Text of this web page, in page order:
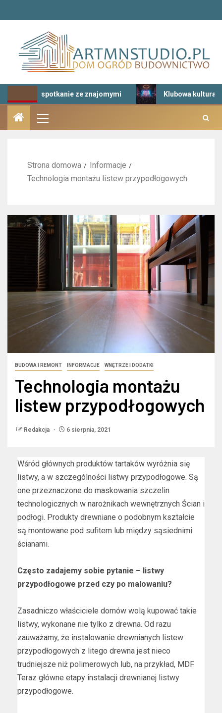
na spotkanie ze znajomymi Klubowa kultura
Strona domowa
Informacje
Technologia montażu listew przypodłogowych
BUDOWA I REMONT INFORMACJE WNĘTRZE I DODATKI
Technologia montażu
listew przypodłogowych
Redakcja 6 sierpnia, 2021
Wśród głównych produktów tartaków wyróżnia się
listwy, a w szczególności listwy przypodłogowe. Są
one przeznaczone do maskowania szczelin
technologicznych w narożnikach wewnętrznych Ścian i
podłogi. Produkty drewniane o podobnym kształcie
są montowane pod sufitem lub między sąsiednimi
ścianami.
Często zadajemy sobie pytanie – listwy
przypodłogowe przed czy po malowaniu?
Zasadniczo właściciele domów wolą kupować takie
listwy, wykonane nie tylko z drewna. Od razu
zauważamy, że instalowanie drewnianych listew
przypodłogowych z litego drewna jest nieco
trudniejsze niż polimerowych lub, na przykład, MDF.
Teraz główne etapy instalacji drewnianej listwy
przypodłogowe.